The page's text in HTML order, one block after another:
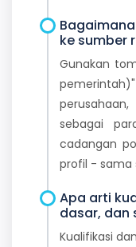
ke sumber
Gunakan
sebagai
cadangan
profil - sama
Apa arti
dasar, dan
Kualifikasi